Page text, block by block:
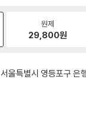
원제
29,800원
서울특별시 영등포구 은